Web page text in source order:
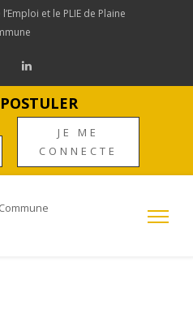
et le PLIE de Plaine
JE ME
CONNECTE